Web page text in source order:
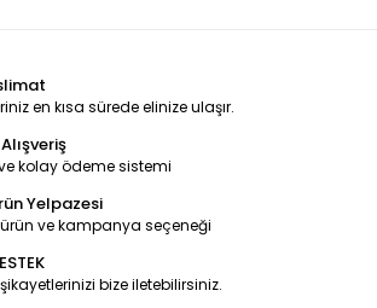
en kısa sürede elinize ulaşır.
kolay ödeme sistemi
Yelpazesi
ve kampanya seçeneği
bize iletebilirsiniz.